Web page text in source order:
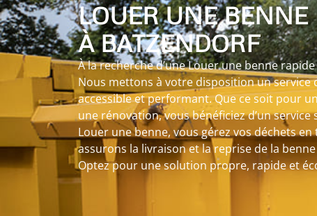
LOUER UNE BENNE
À BATZENDORF
À la recherche d’une Louer une benne
Nous mettons à votre disposition un service
accessible et performant. Que ce soit pour
une rénovation, vous bénéficiez d’un
Louer une benne, vous gérez vos déchets
assurons la livraison et la reprise de la
Optez pour une solution propre, rapide et